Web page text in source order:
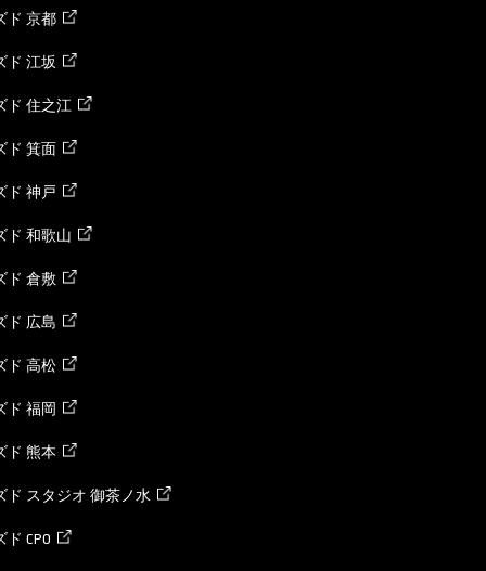
ド 京都
ド 江坂
ド 住之江
ド 箕面
ド 神戸
ド 和歌山
ド 倉敷
ド 広島
ド 高松
ド 福岡
ド 熊本
ド スタジオ 御茶ノ水
CPO